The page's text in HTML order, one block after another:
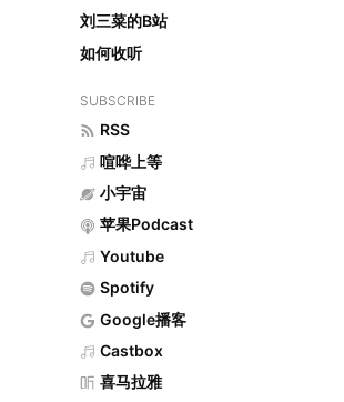
刘三菜的B站
如何收听
SUBSCRIBE
RSS
喧哗上等
小宇宙
苹果Podcast
Youtube
Spotify
Google播客
Castbox
喜马拉雅